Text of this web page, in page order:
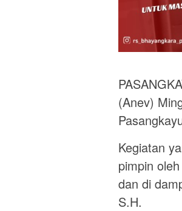
(Anev)
Kegiatan
pimpin
dan di
S.H.